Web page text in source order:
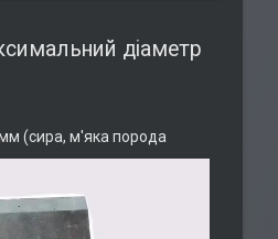
діаметр
мм (сира, м'яка порода